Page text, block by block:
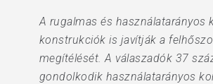
A rugalmas és használatarányos
konstrukciók is javítják a
megítélését. A válaszadók 37
gondolkodik használatarányos